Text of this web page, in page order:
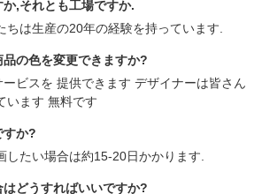
,それとも工場ですか.
ちは生産の20年の経験を持っています.
の色を変更できますか?
ビスを 提供できます デザイナーは皆さん
います 無料です
すか?
したい場合は約15-20日かかります.
どうすればいいですか?